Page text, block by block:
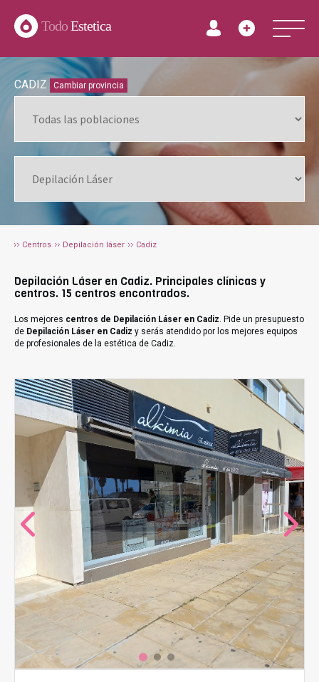
TodoEstetica
CADIZ Cambiar provincia
Centros Depilación láser Cadiz
Depilación Láser en Cadiz. Principales clínicas y
centros. 15 centros encontrados.
Los mejores centros de Depilación Láser en Cadiz. Pide un presupuesto
de Depilación Láser en Cadiz y serás atendido por los mejores equipos
de profesionales de la estética de Cadiz.